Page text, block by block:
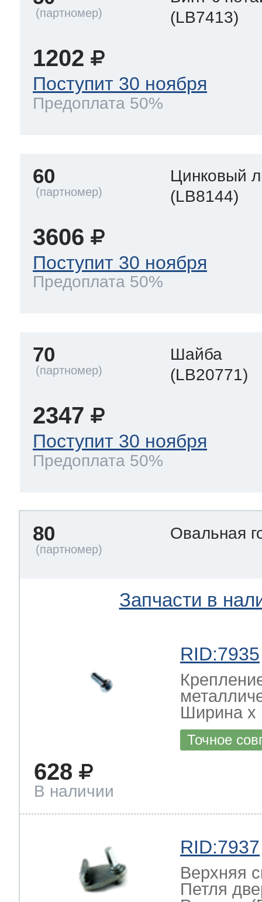
(LB7413)
1202
Поступит 30 ноября
Предоплата 50%
60
Цинковый
(LB8144)
3606
Поступит 30 ноября
Предоплата 50%
70
Шайба
(LB20771)
2347
Поступит 30 ноября
Предоплата 50%
80 Овальная
Запчасти в
RID:7935
Ширина х
Точное
628
В наличии
RID:7937
Верхняя
Петля